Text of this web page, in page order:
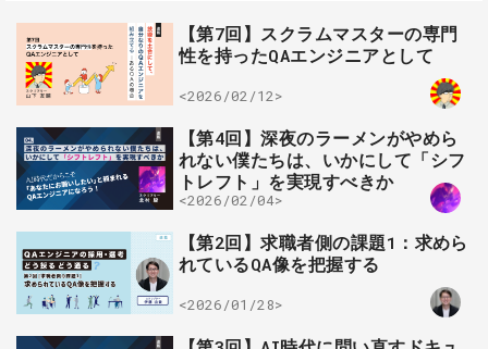
【第7回】スクラムマスターの専門
性を持ったQAエンジニアとして
<2026/02/12>
【第4回】深夜のラーメンがやめら
れない僕たちは、いかにして「シフ
トレフト」を実現すべきか
<2026/02/04>
【第2回】求職者側の課題1：求めら
れているQA像を把握する
<2026/01/28>